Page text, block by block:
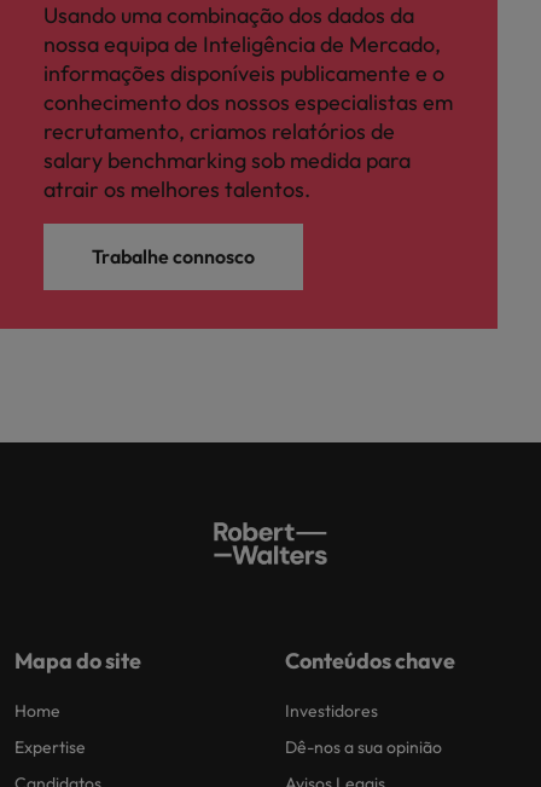
Usando uma combinação dos dados da
nossa equipa de Inteligência de Mercado,
informações disponíveis publicamente e o
conhecimento dos nossos especialistas em
recrutamento, criamos relatórios de
salary benchmarking sob medida para
atrair os melhores talentos.
Trabalhe connosco
Mapa do site
Home
Expertise
Conteúdos chave
Investidores
Dê-nos a sua opinião